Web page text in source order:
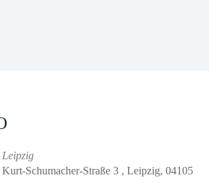
Leipzig
Kurt-Schumacher-Straße 3 , Leipzig, 04105